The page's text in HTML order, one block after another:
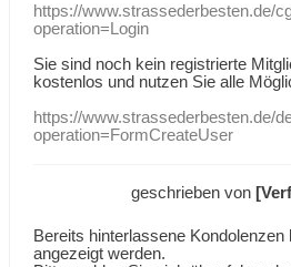
https://www.strassederbesten.de/
operation=Login
Sie sind noch kein registrierte
kostenlos und nutzen Sie alle
https://www.strassederbesten.de/
operation=FormCreateUser
geschrieben von
Bereits hinterlassene
angezeigt werden.